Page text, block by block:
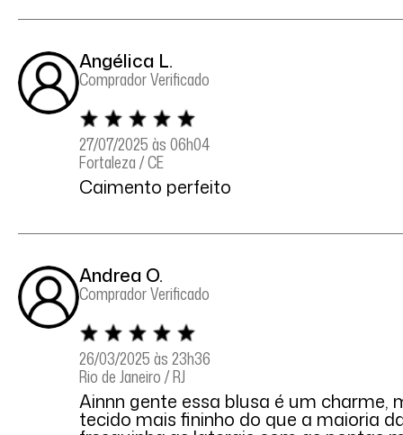
Angélica L.
Comprador Verificado
27/07/2025 às 06h04
Fortaleza / CE
Caimento perfeito
Andrea O.
Comprador Verificado
26/03/2025 às 23h36
Rio de Janeiro / RJ
Ainnn gente essa blusa é um charme,
tecido mais fininho do que a maioria